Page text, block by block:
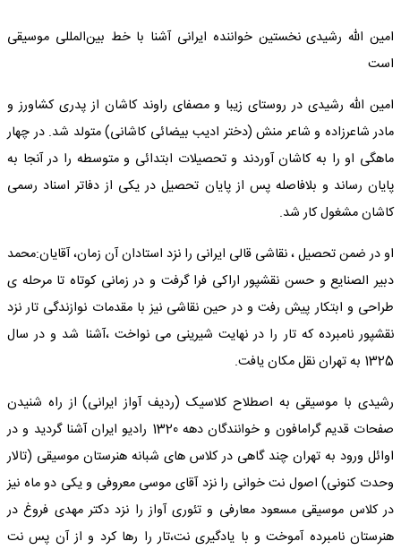
امین الله رشیدی نخستین خواننده ایرانی آشنا با خط بین‌المللی موسیقی
است
امین الله رشیدی در روستای زیبا و مصفای راوند کاشان از پدری کشاورز و
مادر شاعرزاده و شاعر منش (دختر ادیب بیضائی کاشانی) متولد شد. در چهار
ماهگی او را به کاشان آوردند و تحصیلات ابتدائی و متوسطه را در آنجا به
پایان رساند و بلافاصله پس از پایان تحصیل در یکی از دفاتر اسناد رسمی
کاشان مشغول کار شد.
او در ضمن تحصیل ، نقاشی قالی ایرانی را نزد استادان آن زمان، آقایان:محمد
دبیر الصنایع و حسن نقشپور اراکی فرا گرفت و در زمانی کوتاه تا مرحله ی
طراحی و ابتکار پیش رفت و در حین نقاشی نیز با مقدمات نوازندگی تار نزد
نقشپور نامبرده که تار را در نهایت شیرینی می نواخت ،آشنا شد و در سال
1325 به تهران نقل مکان یافت.
رشیدی با موسیقی به اصطلاح کلاسیک (ردیف آواز ایرانی) از راه شنیدن
صفحات قدیم گرامافون و خوانندگان دهه 1320 رادیو ایران آشنا گردید و در
اوائل ورود به تهران چند گاهی در کلاس های شبانه هنرستان موسیقی (تالار
وحدت کنونی) اصول نت خوانی را نزد آقای موسی معروفی و یکی دو ماه نیز
در کلاس موسیقی مسعود معارفی و تئوری آواز را نزد دکتر مهدی فروغ در
هنرستان نامبرده آموخت و با یادگیری نت،تار را رها کرد و از آن پس نت